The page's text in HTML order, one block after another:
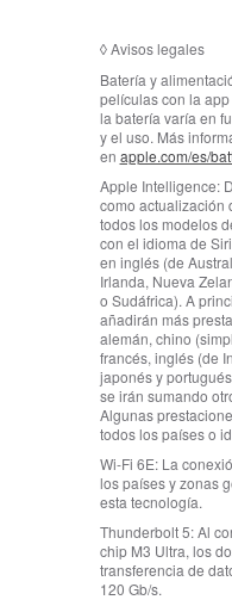
◊Avisos legales
Batería y
películas con la
la batería varía en
y el uso. Más
en apple.com/es/
Apple Intelligence:
como actualización
todos los modelos
con el idioma de
en inglés (de
Irlanda, Nueva
o Sudáfrica). A
añadirán más
alemán, chino
francés, inglés (de
japonés y
se irán sumando
Algunas
todos los países o
Wi‑Fi 6E:La
los países y zonas
esta tecnología.
Thunderbolt 5:Al
chip M3 Ultra, los
transferencia de
120 Gb/s.